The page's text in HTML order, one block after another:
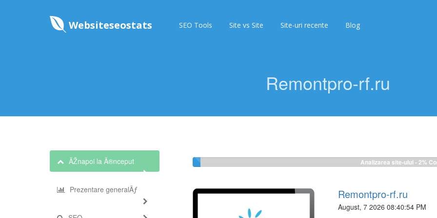
Websiteseostats SEO Tools Site vs Site Site-uri recente Blog
Remontpro-rf.ru
ÃŽnapoi la Ã®nceput
Prezentare generalÄƒ
Analizarea site-ului - 2%
Remontpro-rf.ru
August, 7 2026 08:40:54 PM